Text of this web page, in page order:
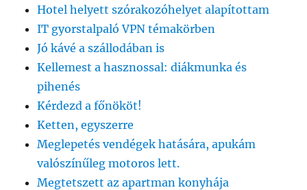
Hotel helyett szórakozóhelyet alapítottam
IT gyorstalpaló VPN témakörben
Jó kávé a szállodában is
Kellemest a hasznossal: diákmunka és
pihenés
Kérdezd a főnököt!
Ketten, egyszerre
Meglepetés vendégek hatására, apukám
valószínűleg motoros lett.
Megtetszett az apartman konyhája